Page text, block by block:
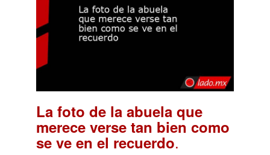
La foto de la abuela que
merece verse tan bien como
se ve en el recuerdo.